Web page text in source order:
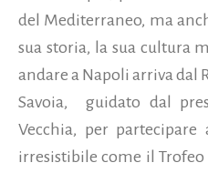
del Mediterraneo, ma
sua storia, la sua cultura
andare a Napoli arriva dal
Savoia, guidato dal
Vecchia, per
irresistibile come il